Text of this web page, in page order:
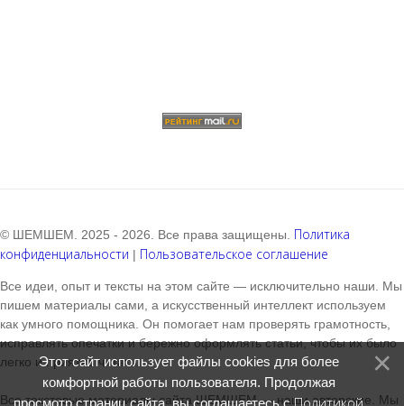
© ШЕМШЕМ. 2025 - 2026. Все права защищены. Политика
конфиденциальности | Пользовательское соглашение
Все идеи, опыт и тексты на этом сайте — исключительно наши. Мы
пишем материалы сами, а искусственный интеллект используем
как умного помощника. Он помогает нам проверять грамотность,
исправлять опечатки и бережно оформлять статьи, чтобы их было
легко и приятно читать.
Все текстовые материалы сайта ШЕМШЕМ — наши авторские. Мы
Этот сайт использует файлы cookies для более
комфортной работы пользователя. Продолжая
просмотр страниц сайта, вы соглашаетесь с